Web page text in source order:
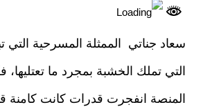
سعاد جناتي الممثلة المسرحية التي
التي تملك الخشبة بمجرد ما تعتليها،
المنصة انفجرت قدرات كانت كامنة